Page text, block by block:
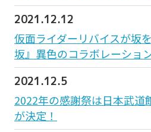
2021.12.12
仮面ライダーリバイスが坂
坂』異色のコラボレーショ
2021.12.5
2022年の感謝祭は日本武道
が決定！